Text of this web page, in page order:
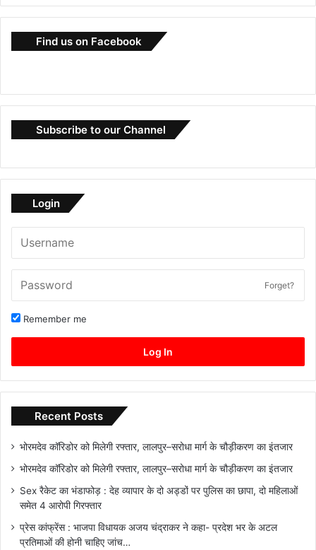
Find us on Facebook
Subscribe to our Channel
Login
Forget?
Remember me
Log In
Recent Posts
भोरमदेव कॉरिडोर को मिलेगी रफ्तार, लालपुर–सरोधा मार्ग के चौड़ीकरण का इंतजार
भोरमदेव कॉरिडोर को मिलेगी रफ्तार, लालपुर–सरोधा मार्ग के चौड़ीकरण का इंतजार
Sex रैकेट का भंडाफोड़ : देह व्यापार के दो अड्डों पर पुलिस का छापा, दो महिलाओं
समेत 4 आरोपी गिरफ्तार
प्रेस कांफ्रेंस : भाजपा विधायक अजय चंद्राकर ने कहा- प्रदेश भर के अटल
प्रतिमाओं की होनी चाहिए जांच…